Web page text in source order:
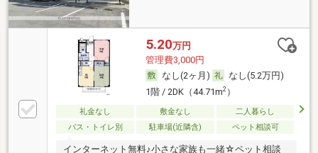
5.20万円
管理費3,000円
なし(2ヶ月)
なし(5.2万円)
1階 / 2DK（44.71m2）
礼金なし 敷金なし
二人暮らし
バス・トイレ別
駐車場(近隣含) ペット相談可
インターネット無料♪小さな家族も一緒☆ペット相談